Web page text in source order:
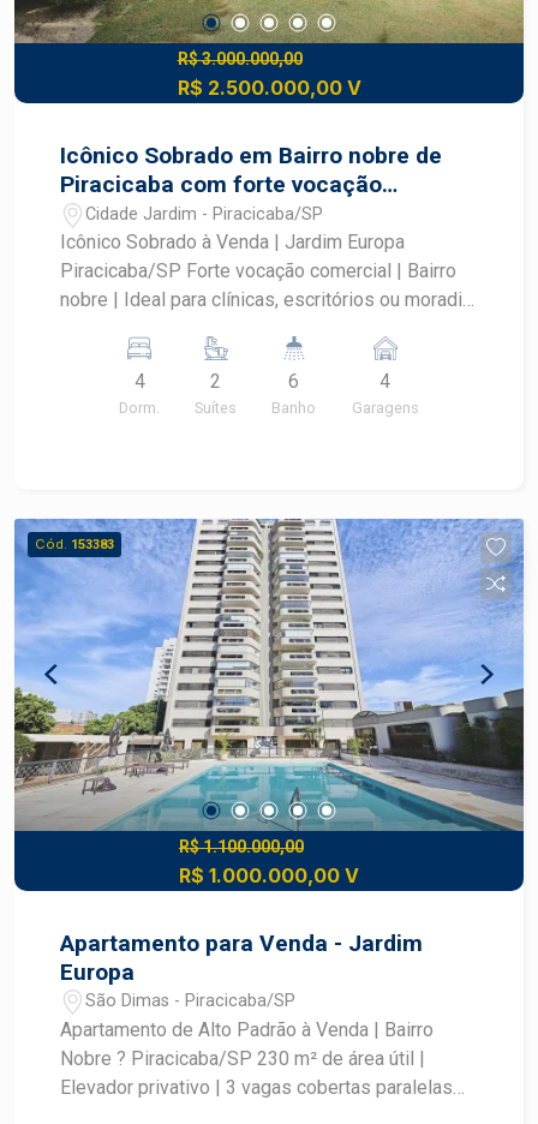
R$ 3.000.000,00
R$ 2.500.000,00 V
Icônico Sobrado em Bairro nobre de
Piracicaba com forte vocação
comercial.
Cidade Jardim - Piracicaba/SP
Icônico Sobrado à Venda | Jardim Europa
Piracicaba/SP Forte vocação comercial | Bairro
nobre | Ideal para clínicas, escritórios ou moradia
comodidade: - Portão eletrônico, alarme e
sistema de câmeras - Garagem para 4 veículos
ampla com vista para o jardim - Sala de jantar,
sala de TV com varanda, sala de almoço -
Cozinha planejada, lavanderia, quarto e banheiro
de serviço - Ambientes climatizados com ar-
condicionado Área externa: - Quintal com jardim
exuberante - Piscina, churrasqueira - Imóvel
totalmente avarandado Área íntima: - Corredor de
acesso - 4 dormitórios, sendo 2 suítes e 1
master - Banheiro social Localização estratégica,
com forte apelo comercial e alto potencial de
valorização. Sempre consulte um Especialista
4
Dorm.
2
Suítes
6
Banho
4
Garagens
Cód. 153383
R$ 1.100.000,00
R$ 1.000.000,00 V
Apartamento para Venda - Jardim
Europa
São Dimas - Piracicaba/SP
Apartamento de Alto Padrão à Venda | Bairro
Nobre ? Piracicaba/SP 230 m² de área útil |
Elevador privativo | 3 vagas cobertas paralelas